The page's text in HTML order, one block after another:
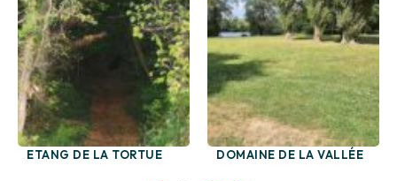
ETANG DE LA TORTUE DOMAINE DE LA VALLÉE